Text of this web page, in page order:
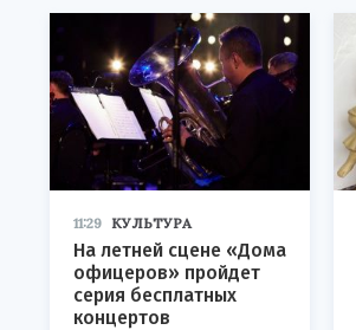
11:29 КУЛЬТУРА
На летней сцене «Дома
офицеров» пройдет
серия бесплатных
концертов